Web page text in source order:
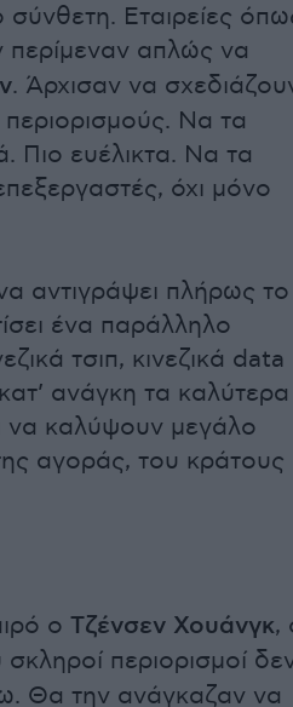
σύνθετη. Εταιρείες
περίμεναν απλώς να
. Άρχισαν να
Να τα
Πιο ευέλικτα. Να τα
όχι μόνο
αντιγράψει πλήρως το
ένα παράλληλο
τσιπ, κινεζικά data
ανάγκη τα καλύτερα
να καλύψουν μεγάλο
αγοράς, του κράτους
ο Τζένσεν Χουάνγκ,
σκληροί περιορισμοί
Θα την ανάγκαζαν να